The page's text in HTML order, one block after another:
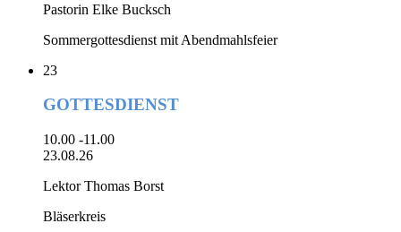
Pastorin Elke Bucksch
Sommergottesdienst mit Abendmahlsfeier
23
GOTTESDIENST
10.00 -11.00
23.08.26
Lektor Thomas Borst
Bläserkreis